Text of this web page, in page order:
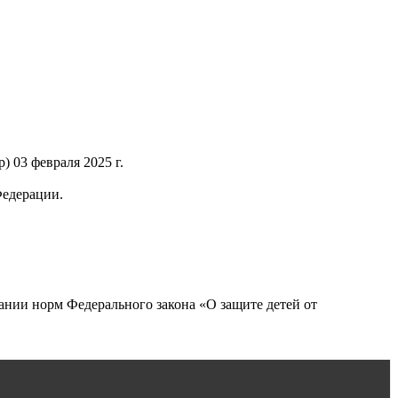
03 февраля 2025 г.
норм Федерального закона «О защите детей от